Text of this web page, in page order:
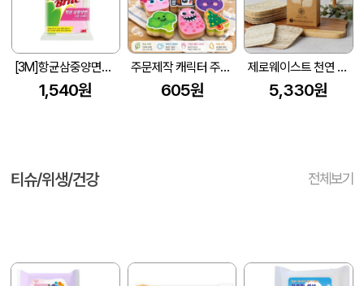
[3M]항균삼중양면고운수세미
1,540원
주문제작 캐릭터 주방용 수세미
605원
제로웨이스트 천연 사각수세미 10P
5,330원
티슈/위생/건강 전체보기